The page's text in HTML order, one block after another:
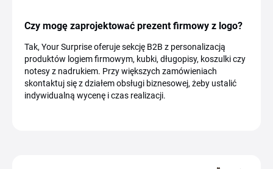
Czy mogę zaprojektować prezent firmowy z logo?
Tak, Your Surprise oferuje sekcję B2B z personalizacją
produktów logiem firmowym, kubki, długopisy, koszulki czy
notesy z nadrukiem. Przy większych zamówieniach
skontaktuj się z działem obsługi biznesowej, żeby ustalić
indywidualną wycenę i czas realizacji.